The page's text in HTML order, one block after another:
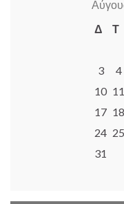
Δ
Τ
3
4
10 11
17 18
24 25
31